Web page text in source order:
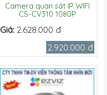
Camera quan sát IP WIFI
CS-CV310 1080P
Giá: 2.628.000 đ
2.920.000 đ